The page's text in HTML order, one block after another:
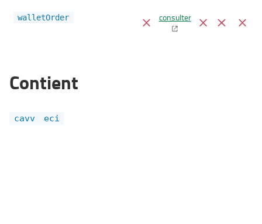
walletOrder consulter
Contient
cavv eci